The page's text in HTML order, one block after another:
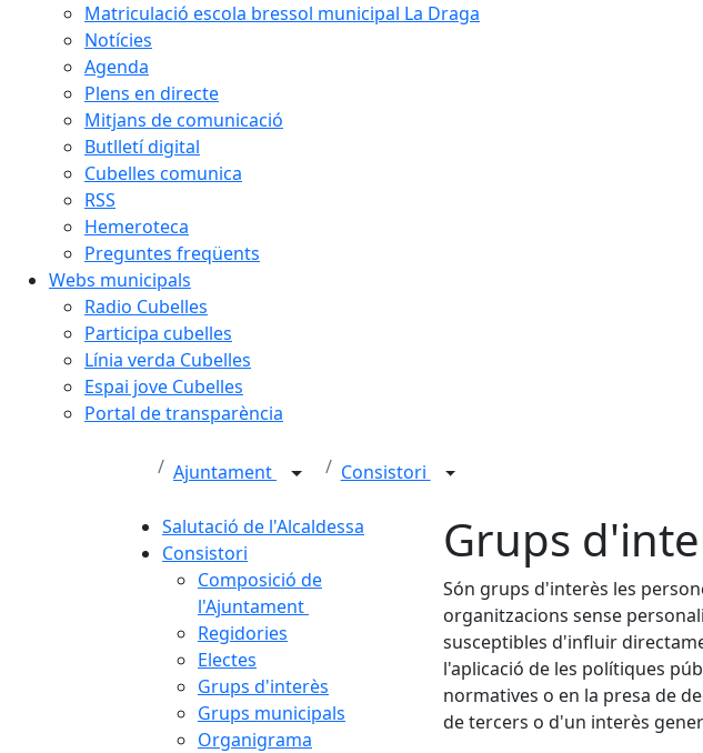
Matriculació escola bressol municipal La Draga
Notícies
Agenda
Plens en directe
Mitjans de comunicació
Butlletí digital
Cubelles comunica
RSS
Hemeroteca
Preguntes freqüents
Webs municipals
Radio Cubelles
Participa cubelles
Línia verda Cubelles
Espai jove Cubelles
Portal de transparència
Ajuntament Consistori
Salutació de l'Alcaldessa
Consistori
Composició de
l'Ajuntament
Regidories
Electes
Grups d'interès
Grups municipals
Organigrama
Grups
Són grups d'interès les
organitzacions sense
susceptibles d'influir
l'aplicació de les polítiques
normatives o en la presa de
de tercers o d'un interès